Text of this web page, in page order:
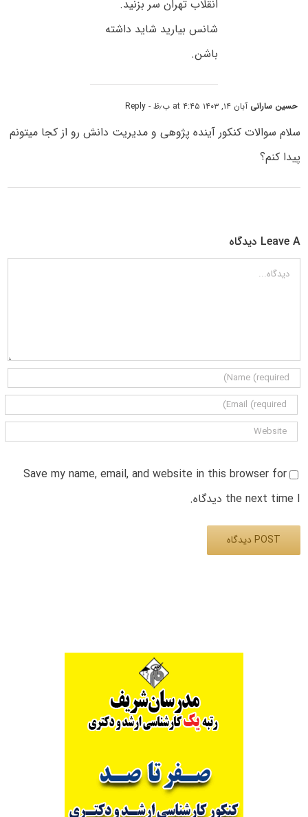
انقلاب تهران سر بزنید.
شانس بیارید شاید داشته
باشن.
حسین سارانی آبان ۱۴, ۱۴۰۳ at ۴:۴۵ ب٫ظ - Reply
سلام سوالات کنکور آینده پژوهی و مدیریت دانش رو از کجا میتونم
پیدا کنم؟
Leave A دیدگاه
دیدگاه
Save my name, email, and website in this browser for
the next time I دیدگاه.